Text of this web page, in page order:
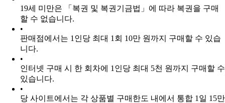
19세 미만은 「복권 및 복권기금법」에 따라 복권을 구매
할 수 없습니다.
•
판매점에서는 1인당 최대 1회 10만 원까지 구매할 수 있습
니다.
•
인터넷 구매 시 한 회차에 1인당 최대 5천 원까지 구매할 수
있습니다.
•
당 사이트에서는 각 상품별 구매한도 내에서 통합 1일 15만